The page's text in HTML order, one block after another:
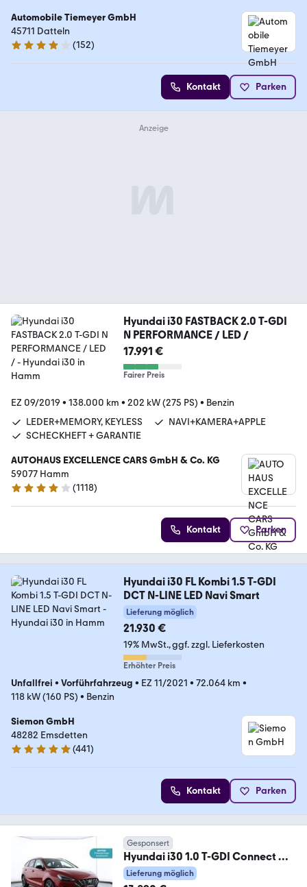
Automobile Tiemeyer GmbH
45711 Datteln
3.8 Sterne
(152)
Kontakt Parken
Hyundai i30 FASTBACK 2.0 T-GDI
N PERFORMANCE / LED /
17.991 €
Fairer Preis
EZ 09/2019 • 138.000 km • 202 kW (275 PS) • Benzin
LEDER+MEMORY, KEYLESS
NAVI+KAMERA+APPLE
SCHECKHEFT + GARANTIE
AUTOHAUS EXCELLENCE CARS GmbH & Co. KG
59077 Hamm
4.2 Sterne
(1118)
Kontakt Parken
Hyundai i30 FL Kombi 1.5 T-GDI
DCT N-LINE LED Navi Smart
Lieferung möglich
21.930 €
19% MwSt. ggf. zzgl. Lieferkosten
Erhöhter Preis
Unfallfrei • Vorführfahrzeug • EZ 11/2021 • 72.064 km •
118 kW (160 PS) • Benzin
Siemon GmbH
48282 Emsdetten
4.9 Sterne
(441)
Kontakt Parken
Gesponsert
Hyundai i30 1.0 T-GDI Connect &
Go|Navi|Kamera|CarPlay
Lieferung möglich